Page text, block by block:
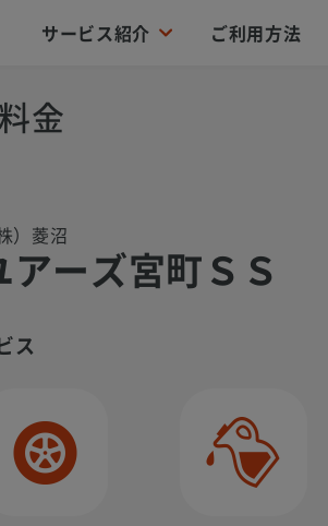
サービス紹介 ご利用方法
金
）菱沼
アーズ宮町ＳＳ
ス